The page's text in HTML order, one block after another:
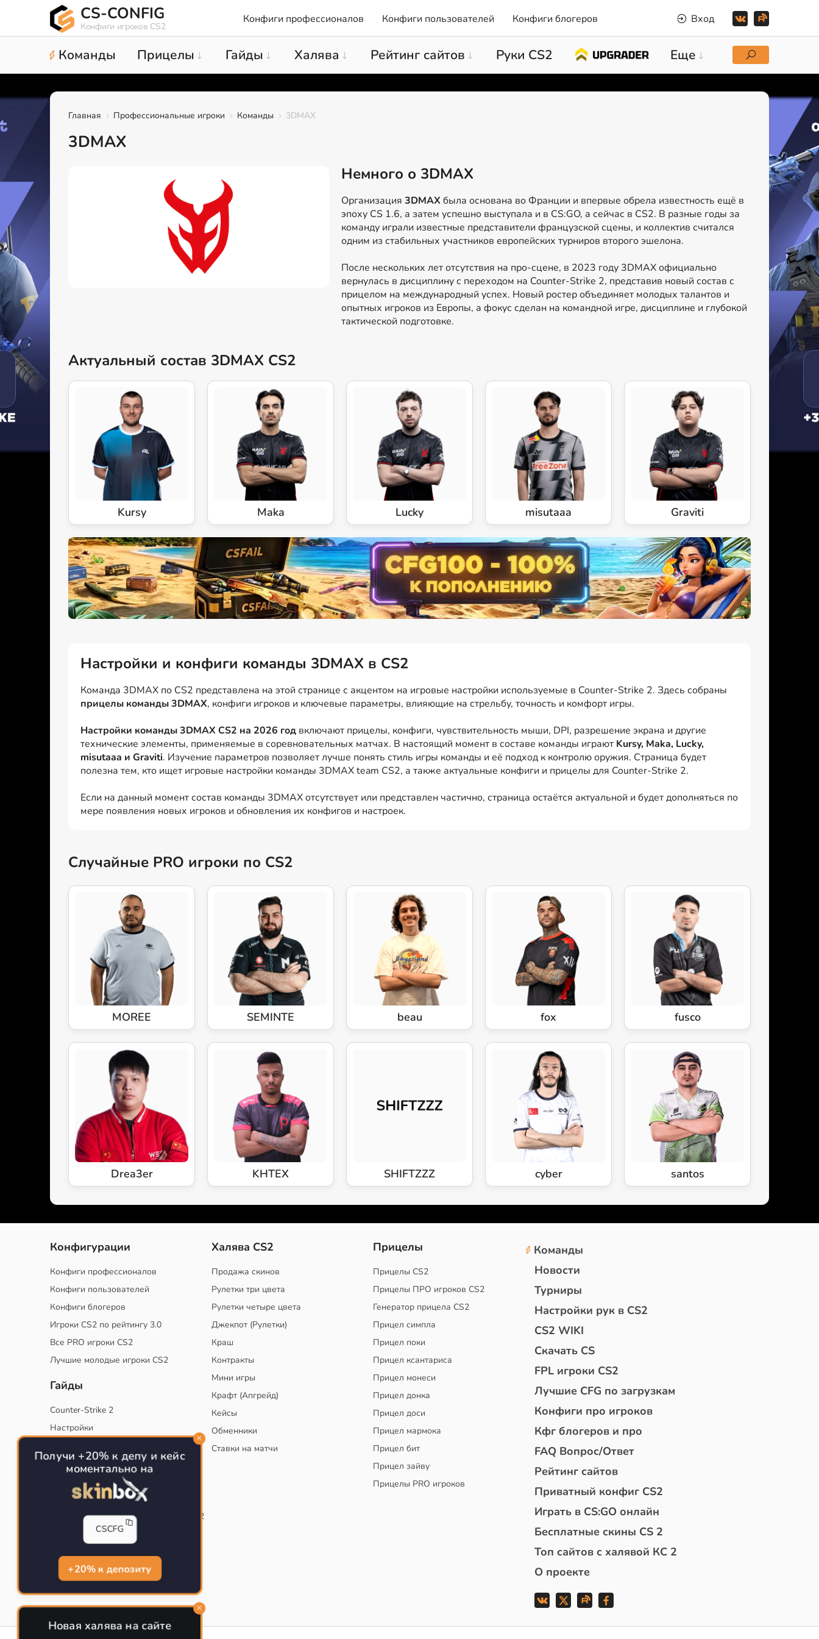
CS-CONFIG
Конфиги игроков CS2
Конфиги профессионалов Конфиги пользователей Конфиги блогеров Вход
Команды Прицелы Гайды Халява Рейтинг сайтов Руки CS2 Еще
Главная Профессиональные игроки Команды 3DMAX
3DMAX
Немного о 3DMAX
Организация 3DMAX была основана во Франции и впервые обрела известность ещё в
эпоху CS 1.6, а затем успешно выступала и в CS:GO, а сейчас в CS2. В разные годы за
команду играли известные представители французской сцены, и коллектив считался
одним из стабильных участников европейских турниров второго эшелона.
После нескольких лет отсутствия на про-сцене, в 2023 году 3DMAX официально
вернулась в дисциплину с переходом на Counter-Strike 2, представив новый состав с
прицелом на международный успех. Новый ростер объединяет молодых талантов и
опытных игроков из Европы, а фокус сделан на командной игре, дисциплине и глубокой
тактической подготовке.
Актуальный состав 3DMAX CS2
Kursy Maka Lucky misutaaa Graviti
Настройки и конфиги команды 3DMAX в CS2
Команда 3DMAX по CS2 представлена на этой странице с акцентом на игровые настройки используемые в Counter-Strike 2. Здесь собраны
прицелы команды 3DMAX, конфиги игроков и ключевые параметры, влияющие на стрельбу, точность и комфорт игры.
Настройки команды 3DMAX CS2 на 2026 год включают прицелы, конфиги, чувствительность мыши, DPI, разрешение экрана и другие
технические элементы, применяемые в соревновательных матчах. В настоящий момент в составе команды играют Kursy, Maka, Lucky,
misutaaa и Graviti. Изучение параметров позволяет лучше понять стиль игры команды и её подход к контролю оружия. Страница будет
полезна тем, кто ищет игровые настройки команды 3DMAX team CS2, а также актуальные конфиги и прицелы для Counter-Strike 2.
Если на данный момент состав команды 3DMAX отсутствует или представлен частично, страница остаётся актуальной и будет дополняться по
мере появления новых игроков и обновления их конфигов и настроек.
Случайные PRO игроки по CS2
MOREE SEMINTE beau fox fusco
Drea3er KHTEX SHIFTZZZ cyber santos
Конфигурации
Конфиги профессионалов
Конфиги пользователей
Конфиги блогеров
Игроки CS2 по рейтингу 3.0
Все PRO игроки CS2
Лучшие молодые игроки CS2
Гайды
Counter-Strike 2
Настройки
Тактики
Конфиг для тренировок в CS
Как сохранить свой конфиг CS
Инста смоки на карте de_mirage в CS2
Рабочий бинд на Jumpthrow
Халява CS2
Продажа скинов
Рулетки три цвета
Рулетки четыре цвета
Джекпот (Рулетки)
Краш
Контракты
Мини игры
Крафт (Апгрейд)
Кейсы
Обменники
Ставки на матчи
Прицелы
Прицелы CS2
Прицелы ПРО игроков CS2
Генератор прицела CS2
Прицел симпла
Прицел поки
Прицел ксантариса
Прицел монеси
Прицел донка
Прицел доси
Прицел мармока
Прицел бит
Прицел зайву
Прицелы PRO игроков
Команды
Новости
Турниры
Настройки рук в CS2
CS2 WIKI
Скачать CS
FPL игроки CS2
Лучшие CFG по загрузкам
Конфиги про игроков
Кфг блогеров и про
FAQ Вопрос/Ответ
Рейтинг сайтов
Приватный конфиг CS2
Играть в CS:GO онлайн
Бесплатные скины CS 2
Топ сайтов с халявой КС 2
О проекте
Получи +20% к депу и кейс
моментально на
CSCFG
+20% к депозиту
Новая халява на сайте